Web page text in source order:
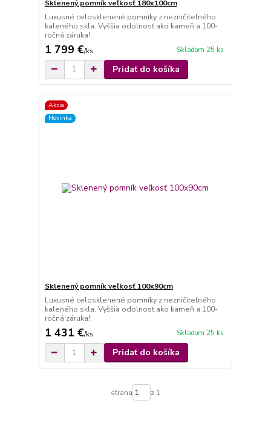
Sklenený pomník veľkosť 180x100cm
Luxusné celosklenené pomníky z nezničiteľného
kaleného skla. Vyššia odolnosť ako kameň a 100-
ročná záruka!
1 799 €/ks Skladom 25 ks
Pridať do košíka
Akcia
Novinka
Sklenený pomník veľkosť 100x90cm
Luxusné celosklenené pomníky z nezničiteľného
kaleného skla. Vyššia odolnosť ako kameň a 100-
ročná záruka!
1 431 €/ks Skladom 25 ks
Pridať do košíka
strana z 1